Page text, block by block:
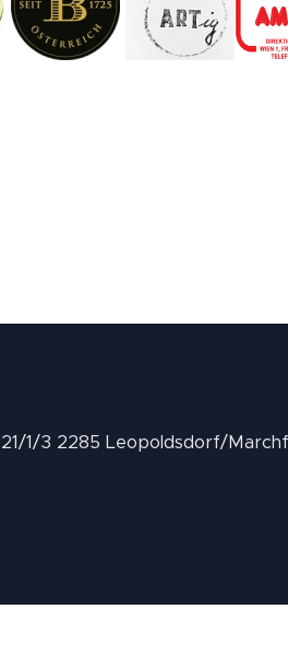
1/3 2285 Leopoldsdorf/